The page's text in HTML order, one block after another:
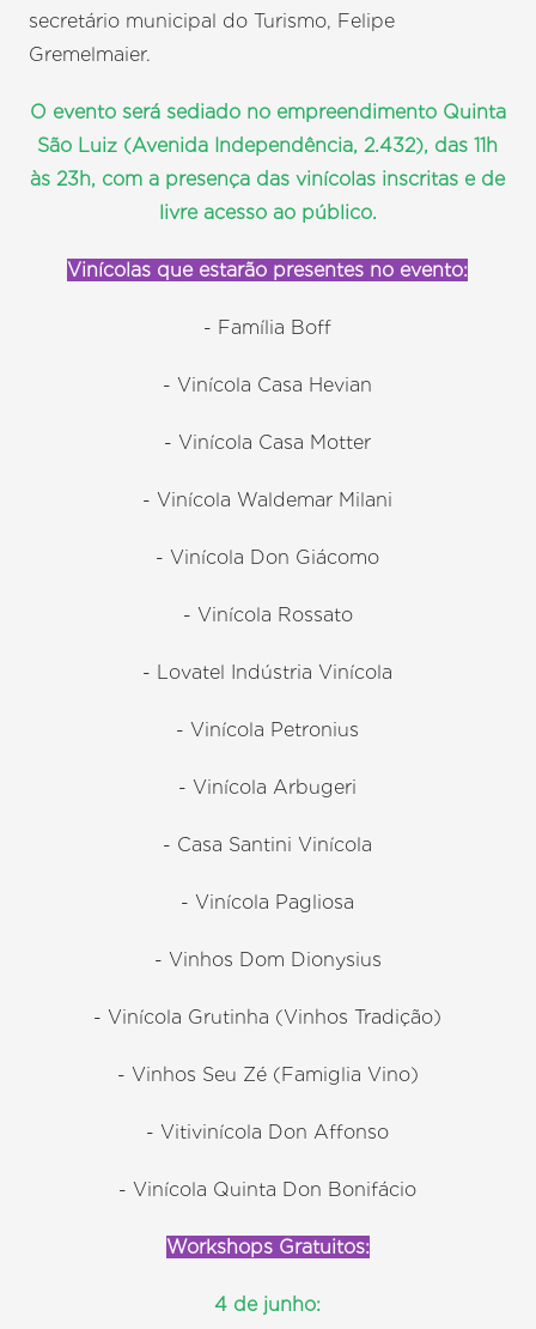
secretário municipal do Turismo, Felipe
Gremelmaier.
O evento será sediado no empreendimento Quinta
São Luiz (Avenida Independência, 2.432), das 11h
às 23h, com a presença das vinícolas inscritas e de
livre acesso ao público.
Vinícolas que estarão presentes no evento:
- Família Boff
- Vinícola Casa Hevian
- Vinícola Casa Motter
- Vinícola Waldemar Milani
- Vinícola Don Giácomo
- Vinícola Rossato
- Lovatel Indústria Vinícola
- Vinícola Petronius
- Vinícola Arbugeri
- Casa Santini Vinícola
- Vinícola Pagliosa
- Vinhos Dom Dionysius
- Vinícola Grutinha (Vinhos Tradição)
- Vinhos Seu Zé (Famiglia Vino)
- Vitivinícola Don Affonso
- Vinícola Quinta Don Bonifácio
Workshops Gratuitos:
4 de junho: